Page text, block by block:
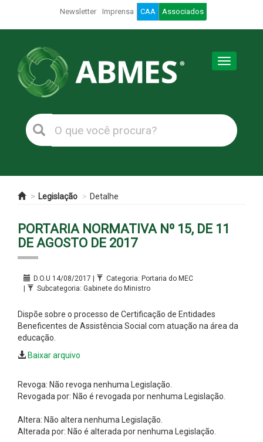
Newsletter Imprensa CAA Associados
Toggle
Legislação Detalhe
PORTARIA NORMATIVA Nº 15, DE 11
DE AGOSTO DE 2017
D.O.U 14/08/2017 |
Categoria: Portaria do MEC
|
Subcategoria: Gabinete do Ministro
Dispõe sobre o processo de Certificação de Entidades
Beneficentes de Assistência Social com atuação na área da
educação.
Baixar arquivo
Revoga: Não revoga nenhuma Legislação.
Revogada por: Não é revogada por nenhuma Legislação.
Altera: Não altera nenhuma Legislação.
Alterada por: Não é alterada por nenhuma Legislação.